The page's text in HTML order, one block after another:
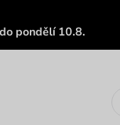
do pondělí 10.8.